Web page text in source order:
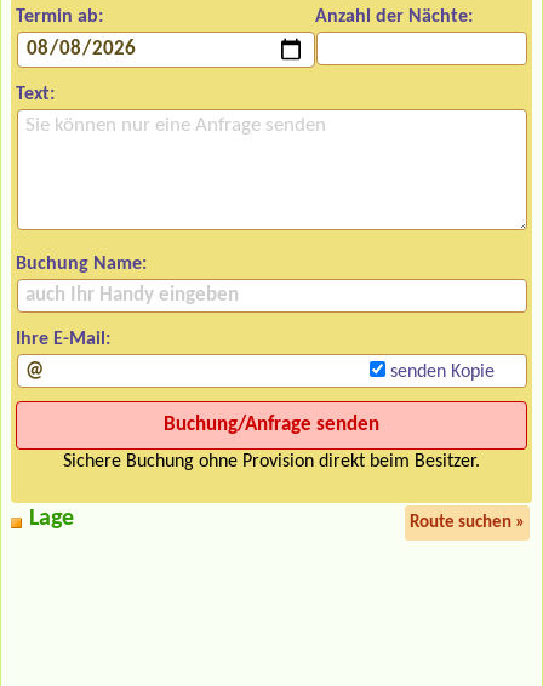
Termin ab: Anzahl der Nächte:
Text:
Buchung Name:
Ihre E-Mail:
senden Kopie
Sichere Buchung ohne Provision direkt beim Besitzer.
Lage Route suchen »